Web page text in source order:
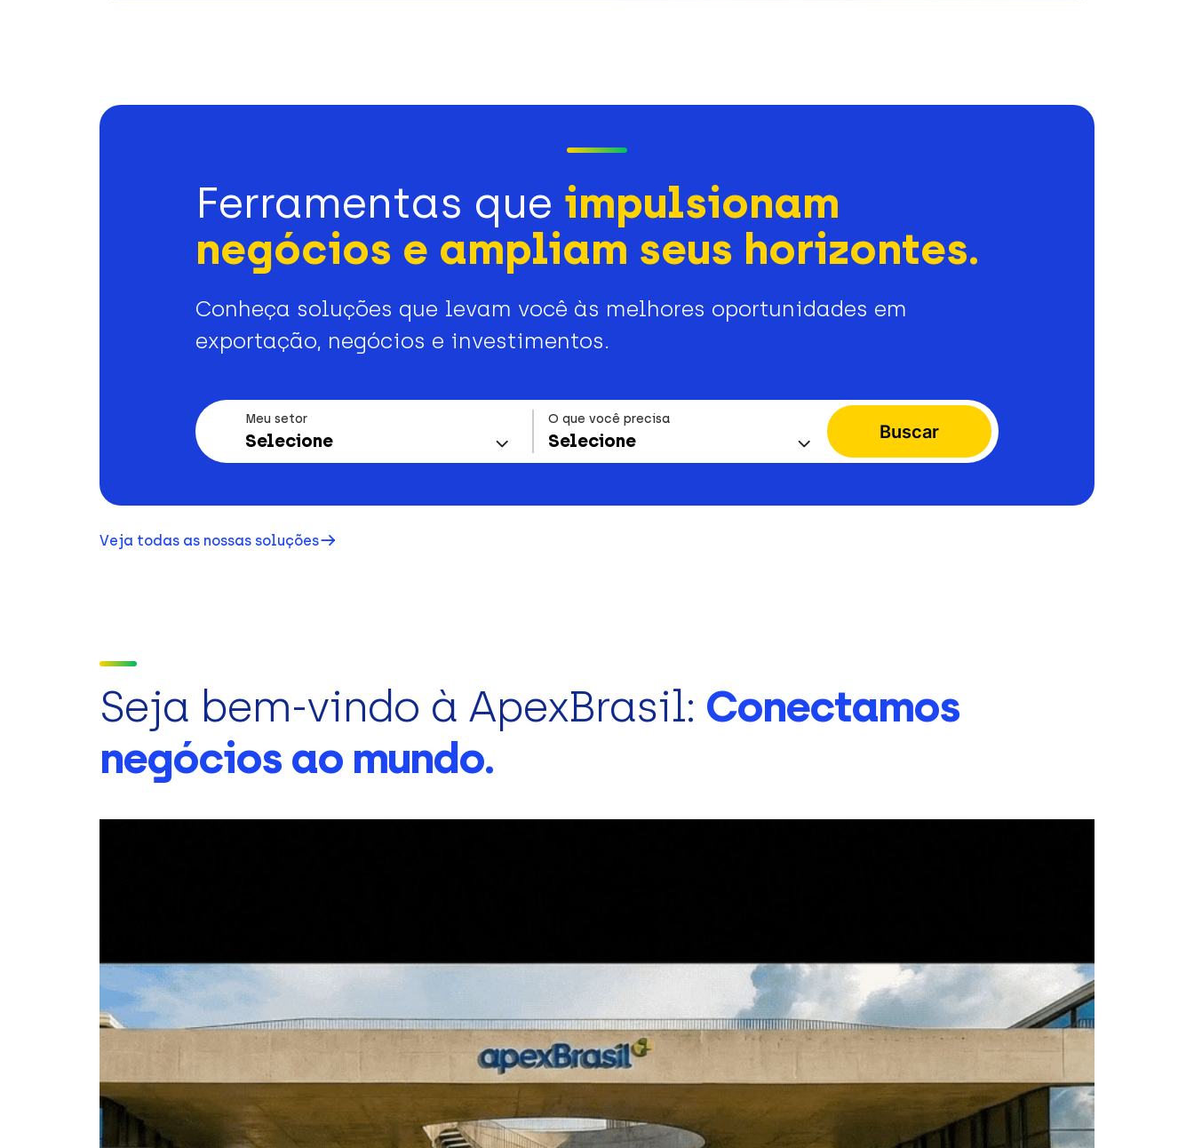
Ferramentas que impulsionam
negócios e ampliam seus horizontes.
Conheça soluções que levam você às melhores oportunidades em
exportação, negócios e investimentos.
Meu setor
Selecione
O que você precisa
Selecione Buscar
Veja todas as nossas soluções
Seja bem-vindo à ApexBrasil: Conectamos
negócios ao mundo.